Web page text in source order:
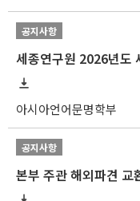
공지사항
아시아언어문명학부
공지사항
본부 주관 해외파견 교